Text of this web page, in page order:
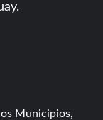
Municipios,